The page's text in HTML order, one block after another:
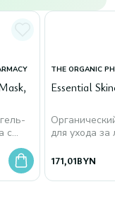
с
THE ORGANIC
Essential
для ухода за
171,01BYN